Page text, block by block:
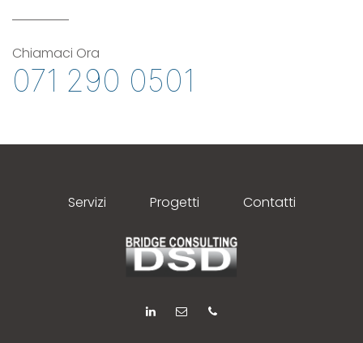
Chiamaci Ora
071 290 0501
Servizi Progetti Contatti